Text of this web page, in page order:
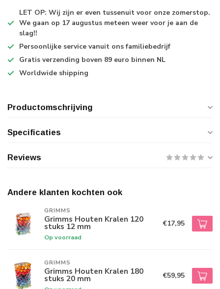
LET OP: Wij zijn er even tussenuit voor onze zomerstop.
We gaan op 17 augustus meteen weer voor je aan de
slag!!
Persoonlijke service vanuit ons familiebedrijf
Gratis verzending boven 89 euro binnen NL
Worldwide shipping
Productomschrijving
Specificaties
Reviews
Andere klanten kochten ook
GRIMMS
Grimms Houten Kralen 120
stuks 12 mm
Op voorraad
€17,95
GRIMMS
Grimms Houten Kralen 180
stuks 20 mm €59,95